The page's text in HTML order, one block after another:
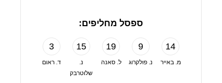
ספסל מחליפים:
3
ד. ראום
15
נ.
שלוטרבק
19
ל. סאנה
9
נ. פולקרוג
14
מ. באייר